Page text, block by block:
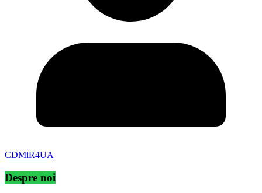
CDMiR4UA
Despre noi